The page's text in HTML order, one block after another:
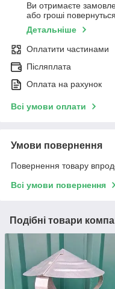
Ви отримаєте
або гроші
Детальніше
Оплатити частинами
Післяплата
Оплата на рахунок
Всі умови оплати
Умови повернення
Повернення товару
Всі умови повернення
Подібні товари